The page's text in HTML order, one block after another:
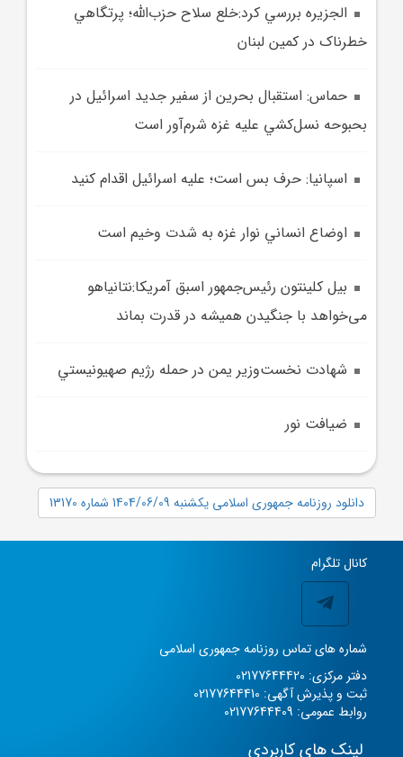
الجزيره بررسي کرد:خلع سلاح حزب‌الله؛ پرتگاهي
خطرناک در کمين لبنان
حماس: استقبال بحرين از سفير جديد اسرائيل در
بحبوحه نسل‌کشي عليه غزه شرم‌آور است
اسپانيا: حرف بس است؛ عليه اسرائيل اقدام کنيد
اوضاع انساني نوار غزه به شدت وخيم است
بيل کلينتون رئيس‌جمهور اسبق آمريکا:نتانیاهو
می‌خواهد با جنگیدن همیشه در قدرت بماند
شهادت نخست‌وزير يمن در حمله رژيم صهيونيستي
ضيافت نور
دانلود روزنامه جمهوری اسلامی یکشنبه 1404/06/09 شماره 13170
کانال تلگرام
شماره های تماس روزنامه جمهوری اسلامی
دفتر مرکزی: 02177644420
ثبت و پذیرش آگهی: 02177644410
روابط عمومی: 02177644409
لینک های کاربردی